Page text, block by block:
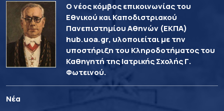
Ο νέος κόμβος επικοινωνίας του
Εθνικού και Καποδιστριακού
Πανεπιστημίου Αθηνών (ΕΚΠΑ)
hub.uoa.gr, υλοποιείται με την
υποστήριξη του Κληροδοτήματος του
Καθηγητή της Ιατρικής Σχολής Γ.
Φωτεινού.
Νέα